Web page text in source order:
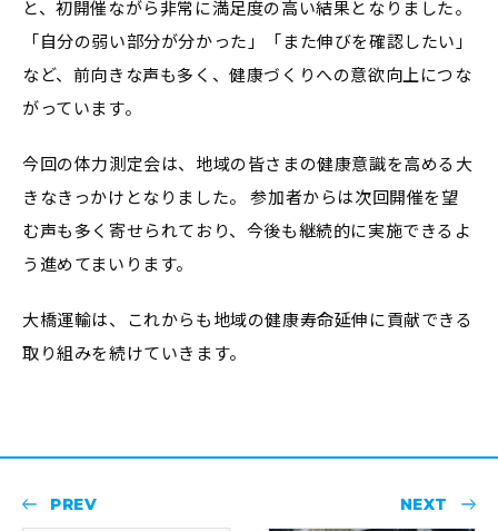
と、初開催ながら非常に満足度の高い結果となりました。
「自分の弱い部分が分かった」「また伸びを確認したい」
など、前向きな声も多く、健康づくりへの意欲向上につな
がっています。
今回の体力測定会は、地域の皆さまの健康意識を高める大
きなきっかけとなりました。 参加者からは次回開催を望
む声も多く寄せられており、今後も継続的に実施できるよ
う進めてまいります。
大橋運輸は、これからも地域の健康寿命延伸に貢献できる
取り組みを続けていきます。
PREV NEXT